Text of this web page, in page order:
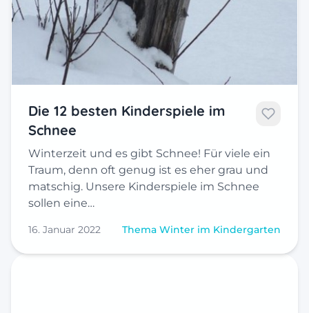
Die 12 besten Kinderspiele im
Schnee
Winterzeit und es gibt Schnee! Für viele ein
Traum, denn oft genug ist es eher grau und
matschig. Unsere Kinderspiele im Schnee
sollen eine…
16. Januar 2022 Thema Winter im Kindergarten